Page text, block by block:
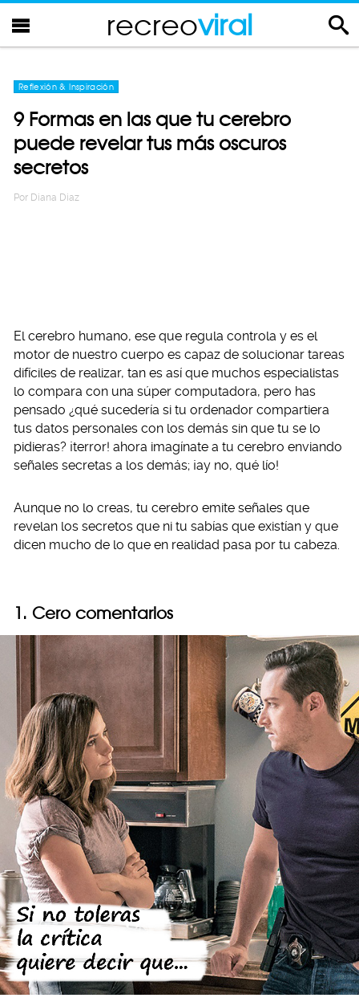
recreoviral
Reflexión & Inspiración
9 Formas en las que tu cerebro
puede revelar tus más oscuros
secretos
Por Diana Diaz
El cerebro humano, ese que regula controla y es el
motor de nuestro cuerpo es capaz de solucionar tareas
difíciles de realizar, tan es así que muchos especialistas
lo compara con una súper computadora, pero has
pensado ¿qué sucedería si tu ordenador compartiera
tus datos personales con los demás sin que tu se lo
pidieras? ¡terror! ahora imagínate a tu cerebro enviando
señales secretas a los demás; ¡ay no, qué lío!
Aunque no lo creas, tu cerebro emite señales que
revelan los secretos que ni tu sabías que existían y que
dicen mucho de lo que en realidad pasa por tu cabeza.
1. Cero comentarios